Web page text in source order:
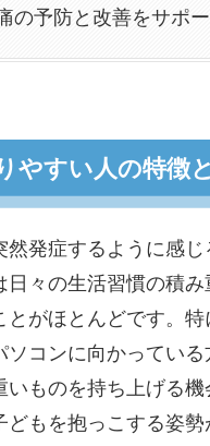
の予防と改善をサポ
やすい人の特徴
然発症するように感
日々の生活習慣の積み
とがほとんどです。特
ソコンに向かっている
いものを持ち上げる機
どもを抱っこする姿勢